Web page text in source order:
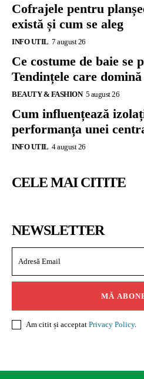
Cofrajele pentru
există și cum se aleg
INFO UTIL 7 august 26
Ce costume de baie se
Tendințele care
BEAUTY & FASHION 5 august 26
Cum influențează
performanța unei
INFO UTIL 4 august 26
CELE MAI CITITE
NEWSLETTER
MĂ
Am citit și acceptat Privacy Policy.